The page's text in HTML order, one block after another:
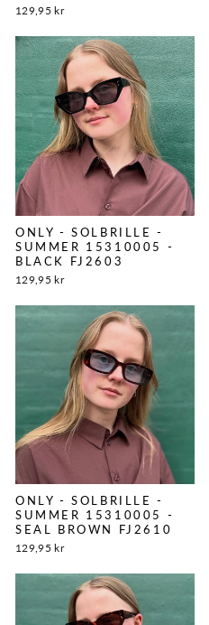
129,95 kr
ONLY - SOLBRILLE -
SUMMER 15310005 -
BLACK FJ2603
129,95 kr
ONLY - SOLBRILLE -
SUMMER 15310005 -
SEAL BROWN FJ2610
129,95 kr